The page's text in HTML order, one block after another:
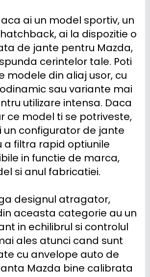
ai un model sportiv, un
hatchback, ai la dispozitie o
de jante pentru Mazda,
cerintelor tale. Poti
modele din aliaj usor, cu
sau variante mai
utilizare intensa. Daca
ce model ti se potriveste,
un configurator de jante
a filtra rapid optiunile
in functie de marca,
si anul fabricatiei.
designul atragator,
aceasta categorie au un
in echilibrul si controlul
ales atunci cand sunt
cu anvelope auto de
Mazda bine calibrata